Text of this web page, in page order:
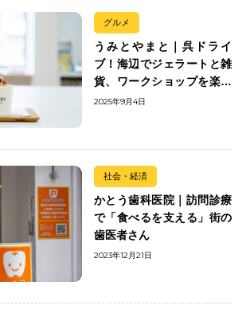
グルメ
うみとやまと｜呉ドライ
ブ！海辺でジェラートと雑
貨、ワークショップを楽し
む
2025年9月4日
社会・経済
かとう歯科医院｜訪問診療
で「食べるを支える」街の
歯医者さん
2023年12月21日